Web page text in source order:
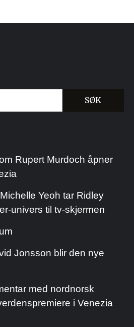
Rupert Murdoch åpner
Yeoh tar Ridley
univers til tv-skjermen
Jonsson blir den nye
med nordnorsk
i Venezia